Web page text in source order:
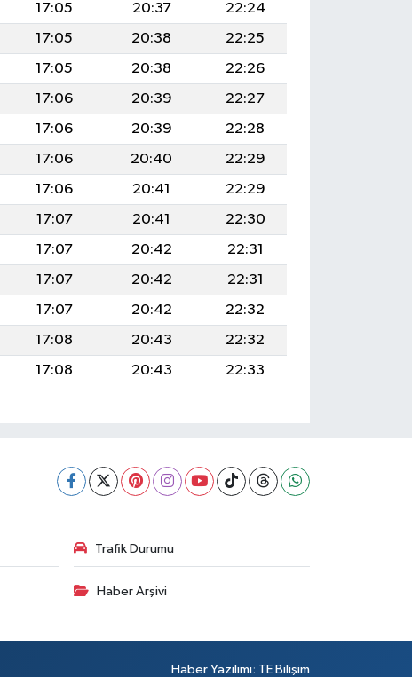
17:05 20:37
22:24
17:05 20:38
22:25
17:05 20:38
22:26
17:06 20:39
22:27
17:06 20:39
22:28
17:06 20:40
22:29
17:06 20:41
22:29
17:07 20:41
22:30
17:07 20:42
22:31
17:07 20:42
22:31
17:07 20:42
22:32
17:08 20:43
22:32
17:08 20:43 22:33
Trafik Durumu
Haber Arşivi
Haber Yazılımı: TE Bilişim